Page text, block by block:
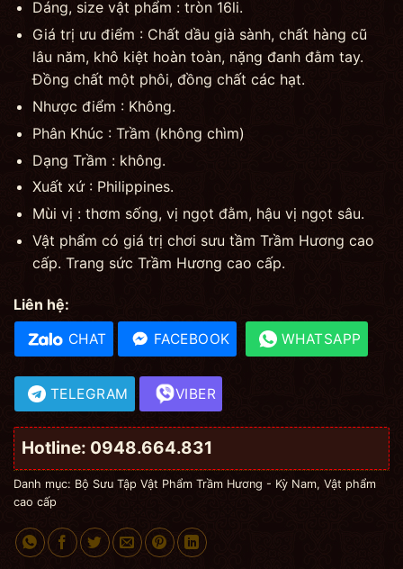
Dáng, size vật phẩm : tròn 16li.
Giá trị ưu điểm : Chất dầu già sành, chất hàng cũ
lâu năm, khô kiệt hoàn toàn, nặng đanh đằm tay.
Đồng chất một phôi, đồng chất các hạt.
Nhược điểm : Không.
Phân Khúc : Trầm (không chìm)
Dạng Trầm : không.
Xuất xứ : Philippines.
Mùi vị : thơm sống, vị ngọt đằm, hậu vị ngọt sâu.
Vật phẩm có giá trị chơi sưu tầm Trầm Hương cao
cấp. Trang sức Trầm Hương cao cấp.
Liên hệ:
CHAT FACEBOOK WHATSAPP
TELEGRAM VIBER
Hotline: 0948.664.831
Danh mục: Bộ Sưu Tập Vật Phẩm Trầm Hương - Kỳ Nam, Vật phẩm
cao cấp